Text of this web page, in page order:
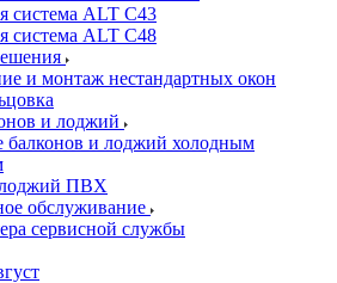
система ALT C43
система ALT C48
и монтаж нестандартных окон
и лоджий
балконов и лоджий холодным
ПВХ
обслуживание
сервисной службы